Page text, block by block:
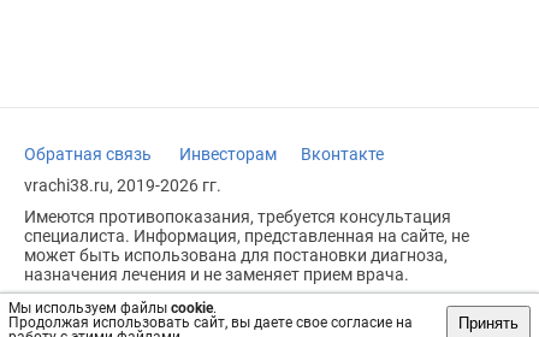
Мы используем файлы cookie.
Продолжая использовать сайт, вы даете свое согласие на
Принять
Обратная связь Инвесторам
Вконтакте
vrachi38.ru, 2019-2026 гг.
Имеются противопоказания, требуется консультация
специалиста. Информация, представленная на сайте, не
может быть использована для постановки диагноза,
назначения лечения и не заменяет прием врача.
Возрастное ограничение: 18+